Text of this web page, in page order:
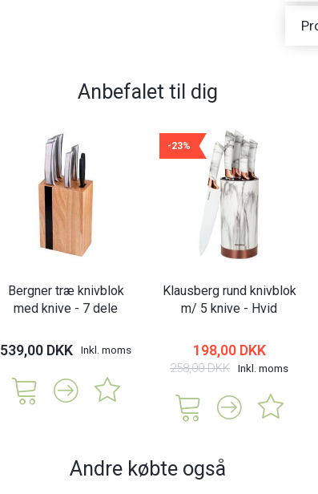
Anbefalet til dig
Bergner træ knivblok
med knive - 7 dele
539,00 DKK Inkl. moms
-23%
Klausberg rund knivblok
m/ 5 knive - Hvid
198,00 DKK
258,00 DKK Inkl. moms
Andre købte også